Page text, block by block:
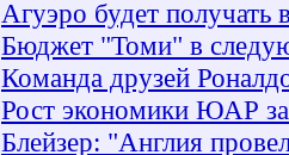
Агуэро будет получать
Бюджет "Томи" в
Команда друзей
Рост экономики ЮАР
Блейзер: "Англия